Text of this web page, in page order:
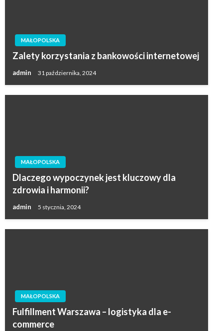
MAŁOPOLSKA
Zalety korzystania z bankowości internetowej
admin 31 października, 2024
MAŁOPOLSKA
Dlaczego wypoczynek jest kluczowy dla
zdrowia i harmonii?
admin 5 stycznia, 2024
MAŁOPOLSKA
Fulfillment Warszawa – logistyka dla e-
commerce